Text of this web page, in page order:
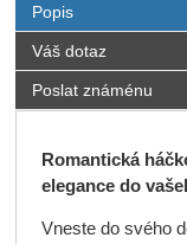
Popis
Váš dotaz
Poslat známénu
Romantická
elegance do
Vneste do svého